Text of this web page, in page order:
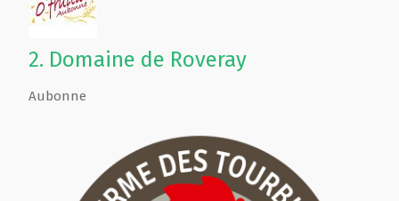
2. Domaine de Roveray
Aubonne